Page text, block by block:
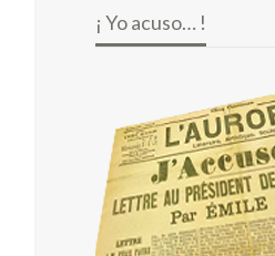
¡ Yo acuso… !